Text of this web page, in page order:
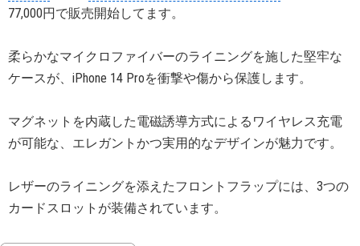
77,000円で販売開始してます。
柔らかなマイクロファイバーのライニングを施した堅牢な
ケースが、iPhone 14 Proを衝撃や傷から保護します。
マグネットを内蔵した電磁誘導方式によるワイヤレス充電
が可能な、エレガントかつ実用的なデザインが魅力です。
レザーのライニングを添えたフロントフラップには、3つの
カードスロットが装備されています。